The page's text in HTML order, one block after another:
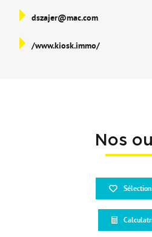
dszajer@mac.com
/www.kiosk.immo/
Nos